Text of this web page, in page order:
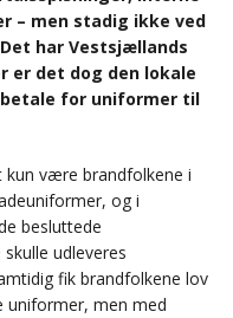
– men stadig ikke ved
har Vestsjællands
er det dog den lokale
for uniformer til
være brandfolkene i
og i
besluttede
udleveres
fik brandfolkene lov
uniformer, men med